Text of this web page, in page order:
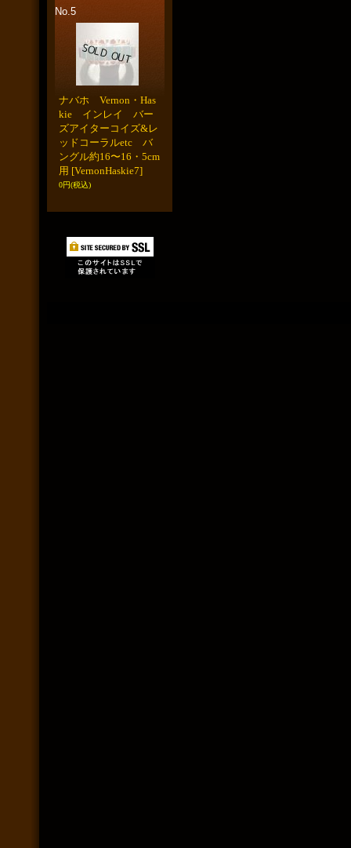
No.5
ナバホ Vernon・Has
kie インレイ バー
ズアイターコイズ&レ
ッドコーラルetc バ
ングル約16〜16・5cm
用 [VernonHaskie7]
0円(税込)